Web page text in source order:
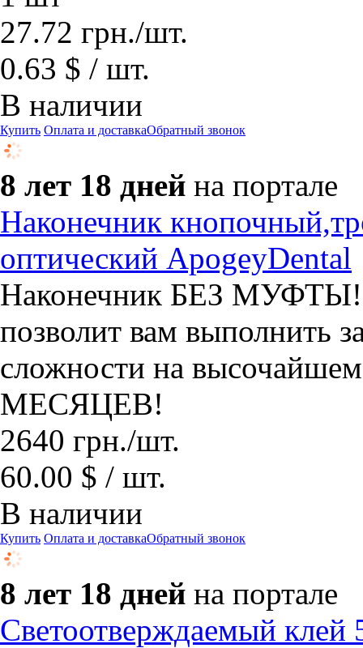
27.72 грн./шт.
0.63 $ / шт.
В наличии
Купить Оплата и доставкаОбратный звонок
8 лет 18 дней на портале
Наконечник
оптический ApogeyDental
​Наконечник БЕЗ МУФТЫ!
позволит вам выполнить
сложности на
МЕСЯЦЕВ!
2640 грн./шт.
60.00 $ / шт.
В наличии
Купить Оплата и доставкаОбратный звонок
8 лет 18 дней на портале
Cветоотверждаемый